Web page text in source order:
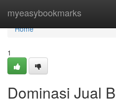
myeasybookmarks
Home
Home
1
Dominasi Jual